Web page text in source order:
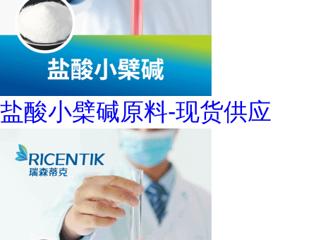
盐酸小檗碱原料-现货供应